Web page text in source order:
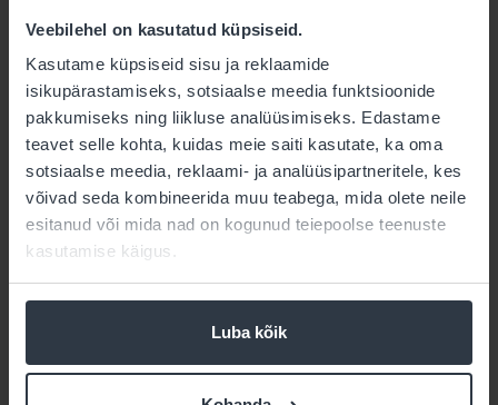
Veebilehel on kasutatud küpsiseid.
Kasutame küpsiseid sisu ja reklaamide
isikupärastamiseks, sotsiaalse meedia funktsioonide
pakkumiseks ning liikluse analüüsimiseks. Edastame
teavet selle kohta, kuidas meie saiti kasutate, ka oma
sotsiaalse meedia, reklaami- ja analüüsipartneritele, kes
võivad seda kombineerida muu teabega, mida olete neile
esitanud või mida nad on kogunud teiepoolse teenuste
kasutamise käigus.
Luba kõik
“See ongi sinu kapsaaed, mida sa pead kaitsma
röövikute ja paharettide eest. Ja sellise
omanditunde mõttega töötades ei jää üldiselt
Kõigile neile ettevõtetele, kes mõtlevad samuti
kogu IT-haldusmudel korralikult läbi mõelda, et ei